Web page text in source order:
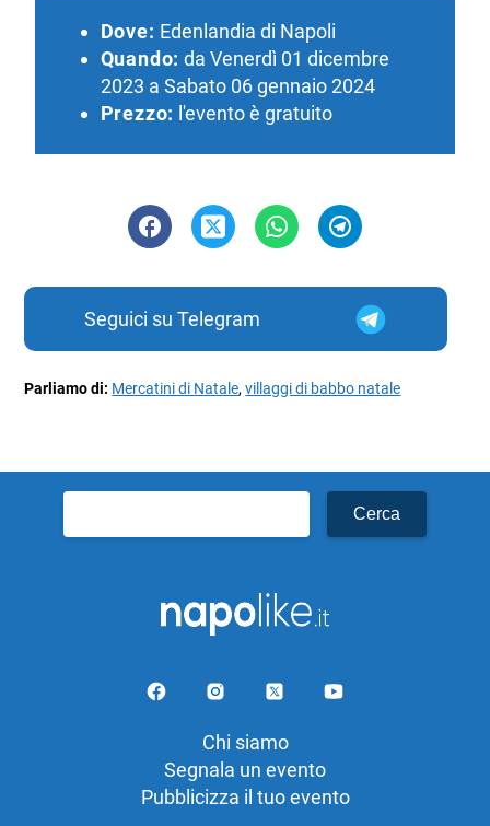
Dove: Edenlandia di Napoli
Quando: da Venerdì 01 dicembre
2023 a Sabato 06 gennaio 2024
Prezzo: l'evento è gratuito
Seguici su Telegram
Parliamo di: Mercatini di Natale,villaggi di babbo natale
per:
Chi siamo
Segnala un evento
Pubblicizza il tuo evento